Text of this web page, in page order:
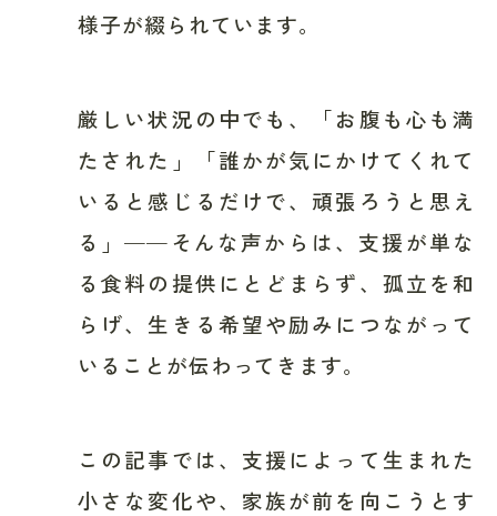
様子が綴られています。
厳しい状況の中でも、「お腹も心も満
たされた」「誰かが気にかけてくれて
いると感じるだけで、頑張ろうと思え
る」——そんな声からは、支援が単な
る食料の提供にとどまらず、孤立を和
らげ、生きる希望や励みにつながって
いることが伝わってきます。
この記事では、支援によって生まれた
小さな変化や、家族が前を向こうとす